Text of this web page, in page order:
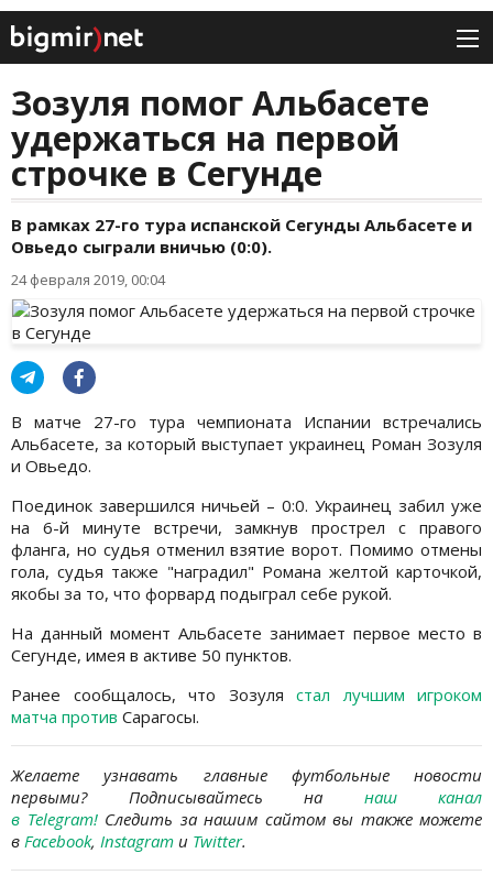
Зозуля помог Альбасете
удержаться на первой
строчке в Сегунде
В рамках 27-го тура испанской Сегунды Альбасете и
Овьедо сыграли вничью (0:0).
24 февраля 2019, 00:04
В матче 27-го тура чемпионата Испании встречались
Альбасете, за который выступает украинец Роман Зозуля
и Овьедо.
Поединок завершился ничьей – 0:0. Украинец забил уже
на 6-й минуте встречи, замкнув прострел с правого
фланга, но судья отменил взятие ворот. Помимо отмены
гола, судья также "наградил" Романа желтой карточкой,
якобы за то, что форвард подыграл себе рукой.
На данный момент Альбасете занимает первое место в
Сегунде, имея в активе 50 пунктов.
Ранее сообщалось, что Зозуля стал лучшим игроком
матча против Сарагосы.
Желаете узнавать главные футбольные новости
первыми?Подписывайтесь на наш канал
в Telegram!Следить за нашим сайтом вы также можете
в Facebook, Instagram и Twitter.